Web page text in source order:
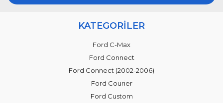
KATEGORİLER
Ford C-Max
Ford Connect
Ford Connect (2002-2006)
Ford Courier
Ford Custom